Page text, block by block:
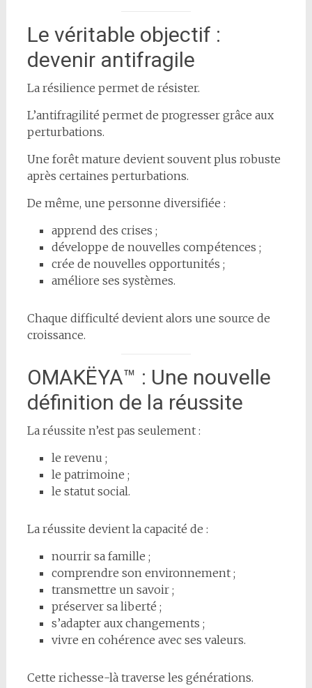
Le véritable objectif :
devenir antifragile
La résilience permet de résister.
L’antifragilité permet de progresser grâce aux
perturbations.
Une forêt mature devient souvent plus robuste
après certaines perturbations.
De même, une personne diversifiée :
apprend des crises ;
développe de nouvelles compétences ;
crée de nouvelles opportunités ;
améliore ses systèmes.
Chaque difficulté devient alors une source de
croissance.
OMAKËYA™ : Une nouvelle
définition de la réussite
La réussite n’est pas seulement :
le revenu ;
le patrimoine ;
le statut social.
La réussite devient la capacité de :
nourrir sa famille ;
comprendre son environnement ;
transmettre un savoir ;
préserver sa liberté ;
s’adapter aux changements ;
vivre en cohérence avec ses valeurs.
Cette richesse-là traverse les générations.